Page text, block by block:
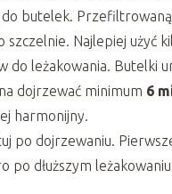
do butelek.
szczelnie. Najlepiej użyć
do leżakowania. Butelki
dojrzewać minimum 6
harmonijny.
po dojrzewaniu.
po dłuższym